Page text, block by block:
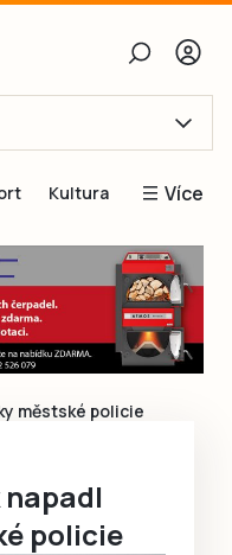
Obnovit heslo
Kultura Více
Blogy
Inspirace
Čtenáři píší
Speciální přílohy
městské policie
policie